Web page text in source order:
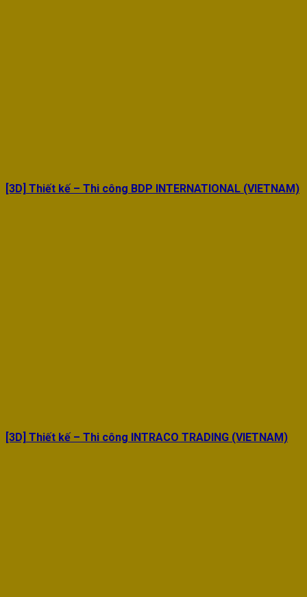
[3D] Thiết kế – Thi công BDP INTERNATIONAL (VIETNAM)
[3D] Thiết kế – Thi công INTRACO TRADING (VIETNAM)